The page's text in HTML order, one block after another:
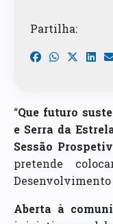
Partilha:
“Que futuro
e Serra da
Sessão
pretende
Aberta à